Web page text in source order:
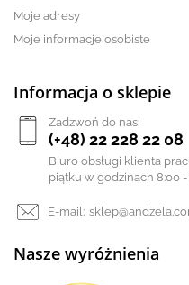
Moje adresy
Moje informacje osobiste
Informacja o sklepie
Zadzwoń do nas:
(+48) 22 228 22 08
Biuro obsługi klienta
piątku w godzinach 8:00 -
E-mail:
Nasze wyróżnienia